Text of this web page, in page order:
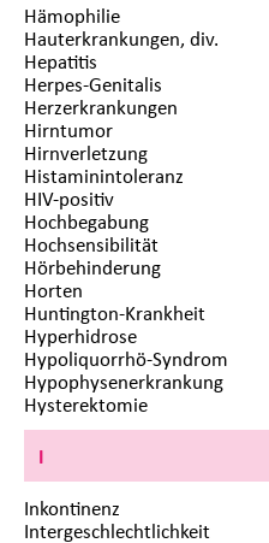
Hämophilie
Hauterkrankungen, div.
Hepatitis
Herpes-Genitalis
Herzerkrankungen
Hirntumor
Hirnverletzung
Histaminintoleranz
HIV-positiv
Hochbegabung
Hochsensibilität
Hörbehinderung
Horten
Huntington-Krankheit
Hyperhidrose
Hypoliquorrhö-Syndrom
Hypophysenerkrankung
Hysterektomie
I
Inkontinenz
Intergeschlechtlichkeit